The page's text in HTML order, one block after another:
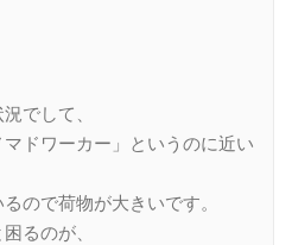
でして、
ドワーカー」というのに近い
ので荷物が大きいです。
るのが、